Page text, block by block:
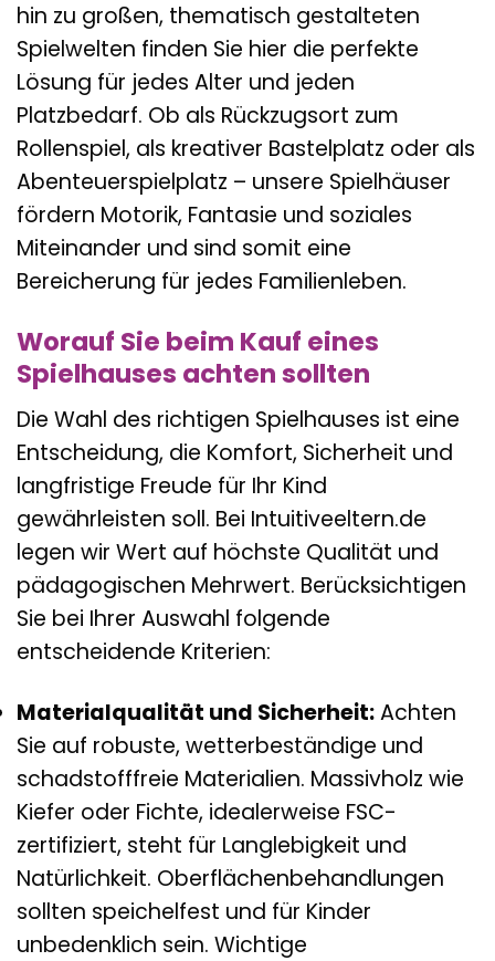
hin zu großen, thematisch gestalteten
Spielwelten finden Sie hier die perfekte
Lösung für jedes Alter und jeden
Platzbedarf. Ob als Rückzugsort zum
Rollenspiel, als kreativer Bastelplatz oder als
Abenteuerspielplatz – unsere Spielhäuser
fördern Motorik, Fantasie und soziales
Miteinander und sind somit eine
Bereicherung für jedes Familienleben.
Worauf Sie beim Kauf eines
Spielhauses achten sollten
Die Wahl des richtigen Spielhauses ist eine
Entscheidung, die Komfort, Sicherheit und
langfristige Freude für Ihr Kind
gewährleisten soll. Bei Intuitiveeltern.de
legen wir Wert auf höchste Qualität und
pädagogischen Mehrwert. Berücksichtigen
Sie bei Ihrer Auswahl folgende
entscheidende Kriterien:
Materialqualität und Sicherheit:Achten
Sie auf robuste, wetterbeständige und
schadstofffreie Materialien. Massivholz wie
Kiefer oder Fichte, idealerweise FSC-
zertifiziert, steht für Langlebigkeit und
Natürlichkeit. Oberflächenbehandlungen
sollten speichelfest und für Kinder
unbedenklich sein. Wichtige